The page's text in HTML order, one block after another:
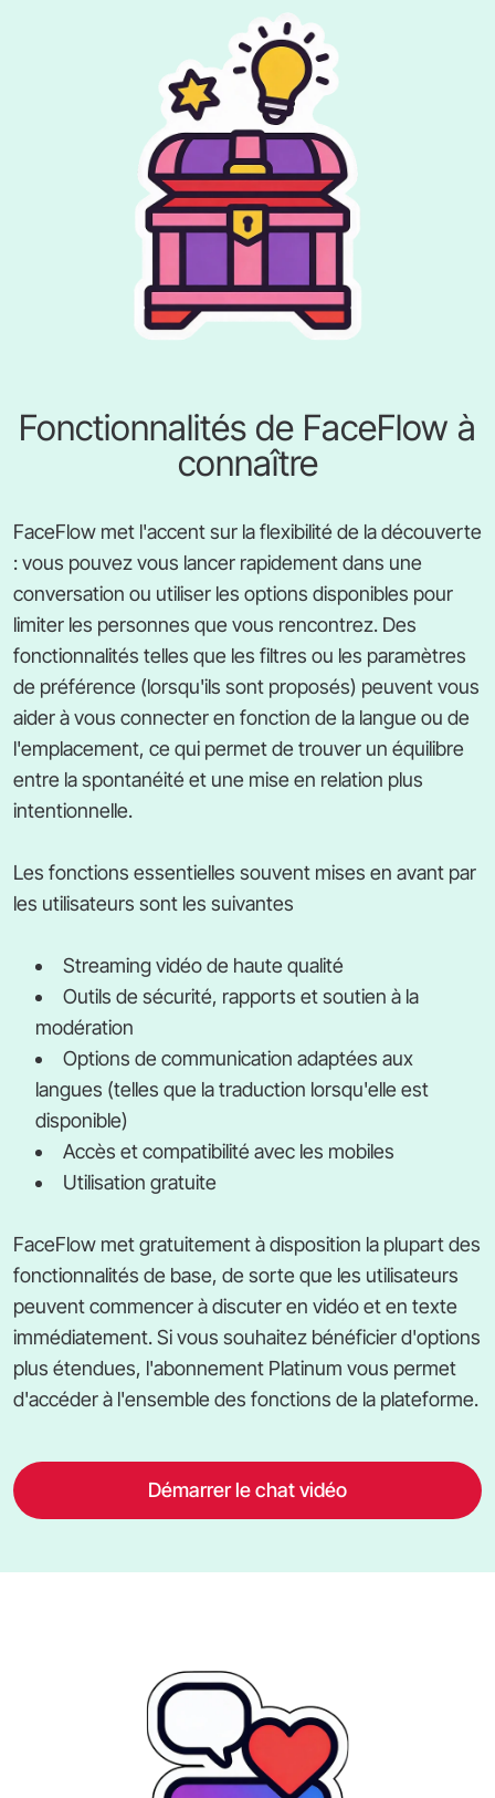
Fonctionnalités de FaceFlow à
connaître
FaceFlow met l'accent sur la flexibilité de la découverte
: vous pouvez vous lancer rapidement dans une
conversation ou utiliser les options disponibles pour
limiter les personnes que vous rencontrez. Des
fonctionnalités telles que les filtres ou les paramètres
de préférence (lorsqu'ils sont proposés) peuvent vous
aider à vous connecter en fonction de la langue ou de
l'emplacement, ce qui permet de trouver un équilibre
entre la spontanéité et une mise en relation plus
intentionnelle.
Les fonctions essentielles souvent mises en avant par
les utilisateurs sont les suivantes
Streaming vidéo de haute qualité
Outils de sécurité, rapports et soutien à la
modération
Options de communication adaptées aux
langues (telles que la traduction lorsqu'elle est
disponible)
Accès et compatibilité avec les mobiles
Utilisation gratuite
FaceFlow met gratuitement à disposition la plupart des
fonctionnalités de base, de sorte que les utilisateurs
peuvent commencer à discuter en vidéo et en texte
immédiatement. Si vous souhaitez bénéficier d'options
plus étendues, l'abonnement Platinum vous permet
d'accéder à l'ensemble des fonctions de la plateforme.
Démarrer le chat vidéo